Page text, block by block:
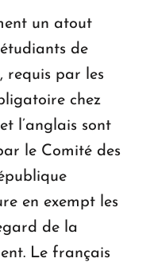
un atout
de
requis par les
chez
l’anglais sont
le Comité des
en exempt les
de la
Le français